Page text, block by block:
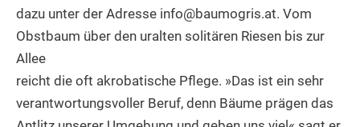
dazu unter der Adresse info@baumogris.at. Vom
Obstbaum über den uralten solitären Riesen bis zur
Allee
reicht die oft akrobatische Pflege. »Das ist ein sehr
verantwortungsvoller Beruf, denn Bäume prägen das